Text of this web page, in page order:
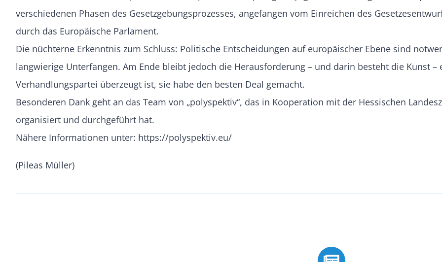
verschiedenen Phasen des Gesetzgebungsprozesses, angefangen vom Einreichen des
durch das Europäische Parlament.
Die nüchterne Erkenntnis zum Schluss: Politische Entscheidungen auf europäischer Ebene sind
langwierige Unterfangen. Am Ende bleibt jedoch die Herausforderung – und darin besteht die Kunst
Verhandlungspartei überzeugt ist, sie habe den besten Deal gemacht.
Besonderen Dank geht an das Team von „polyspektiv“, das in Kooperation mit der Hessischen
organisiert und durchgeführt hat.
Nähere Informationen unter: https://polyspektiv.eu/
(Pileas Müller)